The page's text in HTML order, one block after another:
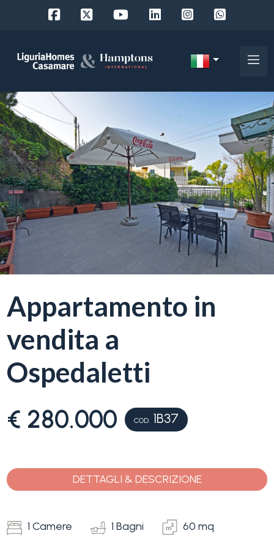
Appartamento in
vendita a
Ospedaletti
€ 280.000 COD. 1B37
DETTAGLI & DESCRIZIONE
1 Camere 1 Bagni 60 mq
EN
FR
DE
RU
Chi
siamo
La
Ricerca
case
Blog
Preferiti
Scegli
dove
cercare
Provincia
Comune
Tipologia
-
Prezzo